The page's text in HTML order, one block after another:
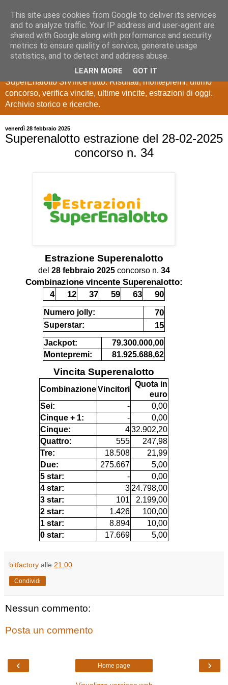
Estrazioni Lotto
SuperEnalotto
Ultime estrazioni di Lotto, SuperEnalotto, 10 e lotto,
SuperEnalotto SiVinceTutto. Risultati, montepremi, ultimo
concorso, verifica vincite, ultime vincite, estrazioni di oggi.
Archivio storico e ricerche.
venerdì 28 febbraio 2025
Superenalotto estrazione del 28-02-2025
concorso n. 34
Estrazione Superenalotto
del 28 febbraio 2025concorso n. 34
Combinazione vincente Superenalotto:
4
12 37 59 63 90
Numero jolly: 70
Superstar: 15
Jackpot:
79.300.000,00
Montepremi:
81.925.688,62
Vincita Superenalotto
CombinazioneVincitori
Quota in
euro
Sei:
-
0,00
Cinque + 1:
-
0,00
Cinque:
432.902,20
Quattro:
555
247,98
Tre:
18.508
21,99
Due:
275.667
5,00
5 star:
-
0,00
4 star:
3 24.798,00
3 star:
101
2.199,00
2 star:
1.426
100,00
1 star:
8.894
10,00
0 star:
17.669 5,00
bitfactory alle 21:00
Condividi
Nessun commento:
Posta un commento
‹ ›
Home page
This site uses cookies from Google to deliver its services
and to analyze traffic. Your IP address and user-agent are
shared with Google along with performance and security
metrics to ensure quality of service, generate usage
statistics, and to detect and address abuse.
LEARN MORE GOT IT